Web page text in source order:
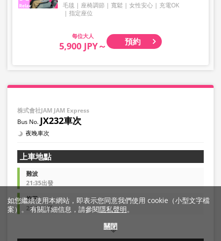
毛毯 座椅調節 寬鬆 女性安心
充電OK
指定座位
大人
5,900 JPY～ 預約
株式會社JAM JAM Express
JX232車次
夜晚車次
上車地點
難波
21:35出發
梅田
22:10出發
如您繼續使用本網站，即表示您同意我們使用 cookie（小型文字檔
案）。 有關詳細信息，請參閱隱私聲明。
關閉